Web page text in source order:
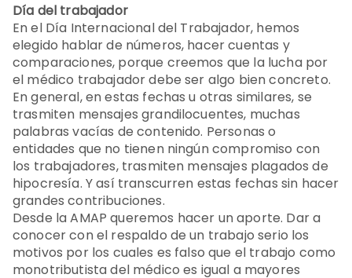
Día del trabajador
En el Día Internacional del Trabajador, hemos
elegido hablar de números, hacer cuentas y
comparaciones, porque creemos que la lucha por
el médico trabajador debe ser algo bien concreto.
En general, en estas fechas u otras similares, se
trasmiten mensajes grandilocuentes, muchas
palabras vacías de contenido. Personas o
entidades que no tienen ningún compromiso con
los trabajadores, trasmiten mensajes plagados de
hipocresía. Y así transcurren estas fechas sin hacer
grandes contribuciones.
Desde la AMAP queremos hacer un aporte. Dar a
conocer con el respaldo de un trabajo serio los
motivos por los cuales es falso que el trabajo como
monotributista del médico es igual a mayores